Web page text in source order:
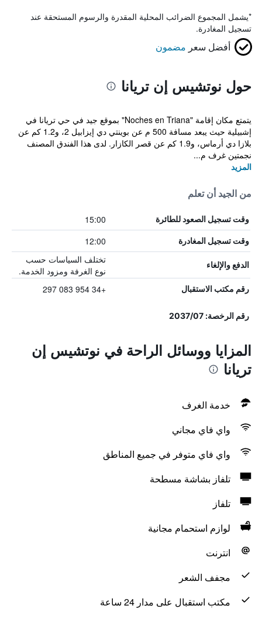
*يشمل المجموع الضرائب المحلية المقدرة والرسوم المستحقة عند
تسجيل المغادرة.
أفضل سعر مضمون
حول نوتشيس إن تريانا
يتمتع مكان إقامة "Noches en Triana" بموقع جيد في حي تريانا في
إشبيلية حيث يبعد مسافة 500 م عن بوينتي دي إيزابيل 2، و1.2 كم عن
بلازا دي أرماس، و1.9 كم عن قصر الكازار. لدى هذا الفندق المصنف
نجمتين غرف م...
المزيد
من الجيد أن تعلم
وقت تسجيل الصعود للطائرة 15:00
وقت تسجيل المغادرة 12:00
الدفع والإلغاء
تختلف السياسات حسب
نوع الغرفة ومزود الخدمة.
رقم مكتب الاستقبال +34 954 083 297
رقم الرخصة: 2037/07
المزايا ووسائل الراحة في نوتشيس إن
تريانا
خدمة الغرف
واي فاي مجاني
واي فاي متوفر في جميع المناطق
تلفاز بشاشة مسطحة
تلفاز
لوازم استحمام مجانية
انترنت
مجفف الشعر
مكتب استقبال على مدار 24 ساعة